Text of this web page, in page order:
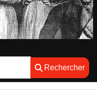
Rechercher